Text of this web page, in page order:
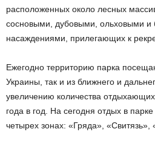
расположенных около лесных
сосновыми, дубовыми, ольховыми и
насаждениями, прилегающих к
Ежегодно территорию парка
Украины, так и из ближнего и
увеличению количества отдыхающих
года в год. На сегодня отдых в
четырех зонах: «Гряда», «Свитязь»,